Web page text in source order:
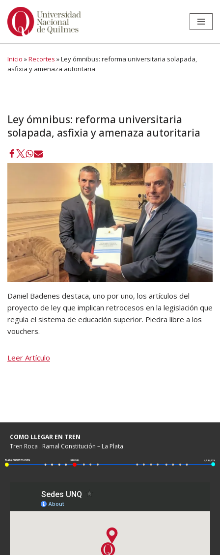
Ir
Inicio »Recortes »Ley ómnibus: reforma universitaria solapada,
asfixia y amenaza autoritaria
Ley ómnibus: reforma universitaria
solapada, asfixia y amenaza autoritaria
Daniel Badenes destaca, uno por uno, los artículos del
proyecto de ley que implican retrocesos en la legislación que
regula el sistema de educación superior. Piedra libre a los
vouchers.
Leer Artículo
COMO LLEGAR EN TREN
Tren Roca . Ramal Constitución – La Plata